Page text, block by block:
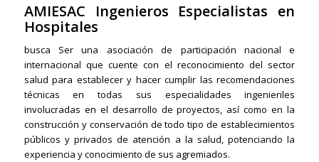
AMIESAC Ingenieros Especialistas en
Hospitales
busca Ser una asociación de participación nacional e
internacional que cuente con el reconocimiento del sector
salud para establecer y hacer cumplir las recomendaciones
técnicas en todas sus especialidades
ingenieriles
involucradas en el desarrollo de proyectos, así como en la
construcción y conservación de todo tipo de establecimientos
públicos y privados de atención a la salud, potenciando la
experiencia y conocimiento de sus agremiados.